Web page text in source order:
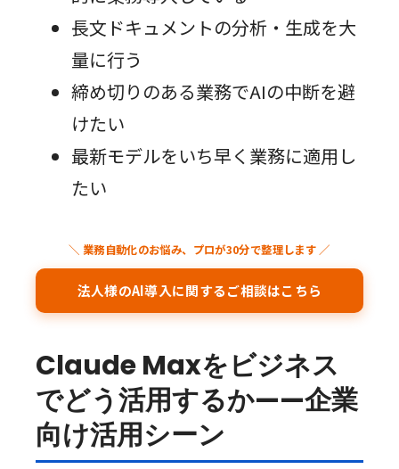
長文ドキュメントの分析・生成を大
量に行う
締め切りのある業務でAIの中断を避
けたい
最新モデルをいち早く業務に適用し
たい
＼ 業務自動化のお悩み、プロが30分で整理します ／
法人様のAI導入に関するご相談はこちら
Claude Maxをビジネス
でどう活用するか——企業
向け活用シーン